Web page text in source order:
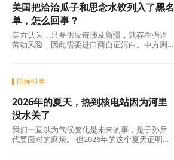
美国把洽洽瓜子和思念水饺列入了黑名
单，怎么回事？
美方认为，只要供应链涉及新疆，就存在强迫
劳动风险，因此需要进口商自证清白。中方则
国际时事
2026年的夏天，热到核电站因为河里
没水关了
我们一直以为气候变化是未来的事，是子孙后
代要面对的麻烦。 但2026年的这个夏天证明：